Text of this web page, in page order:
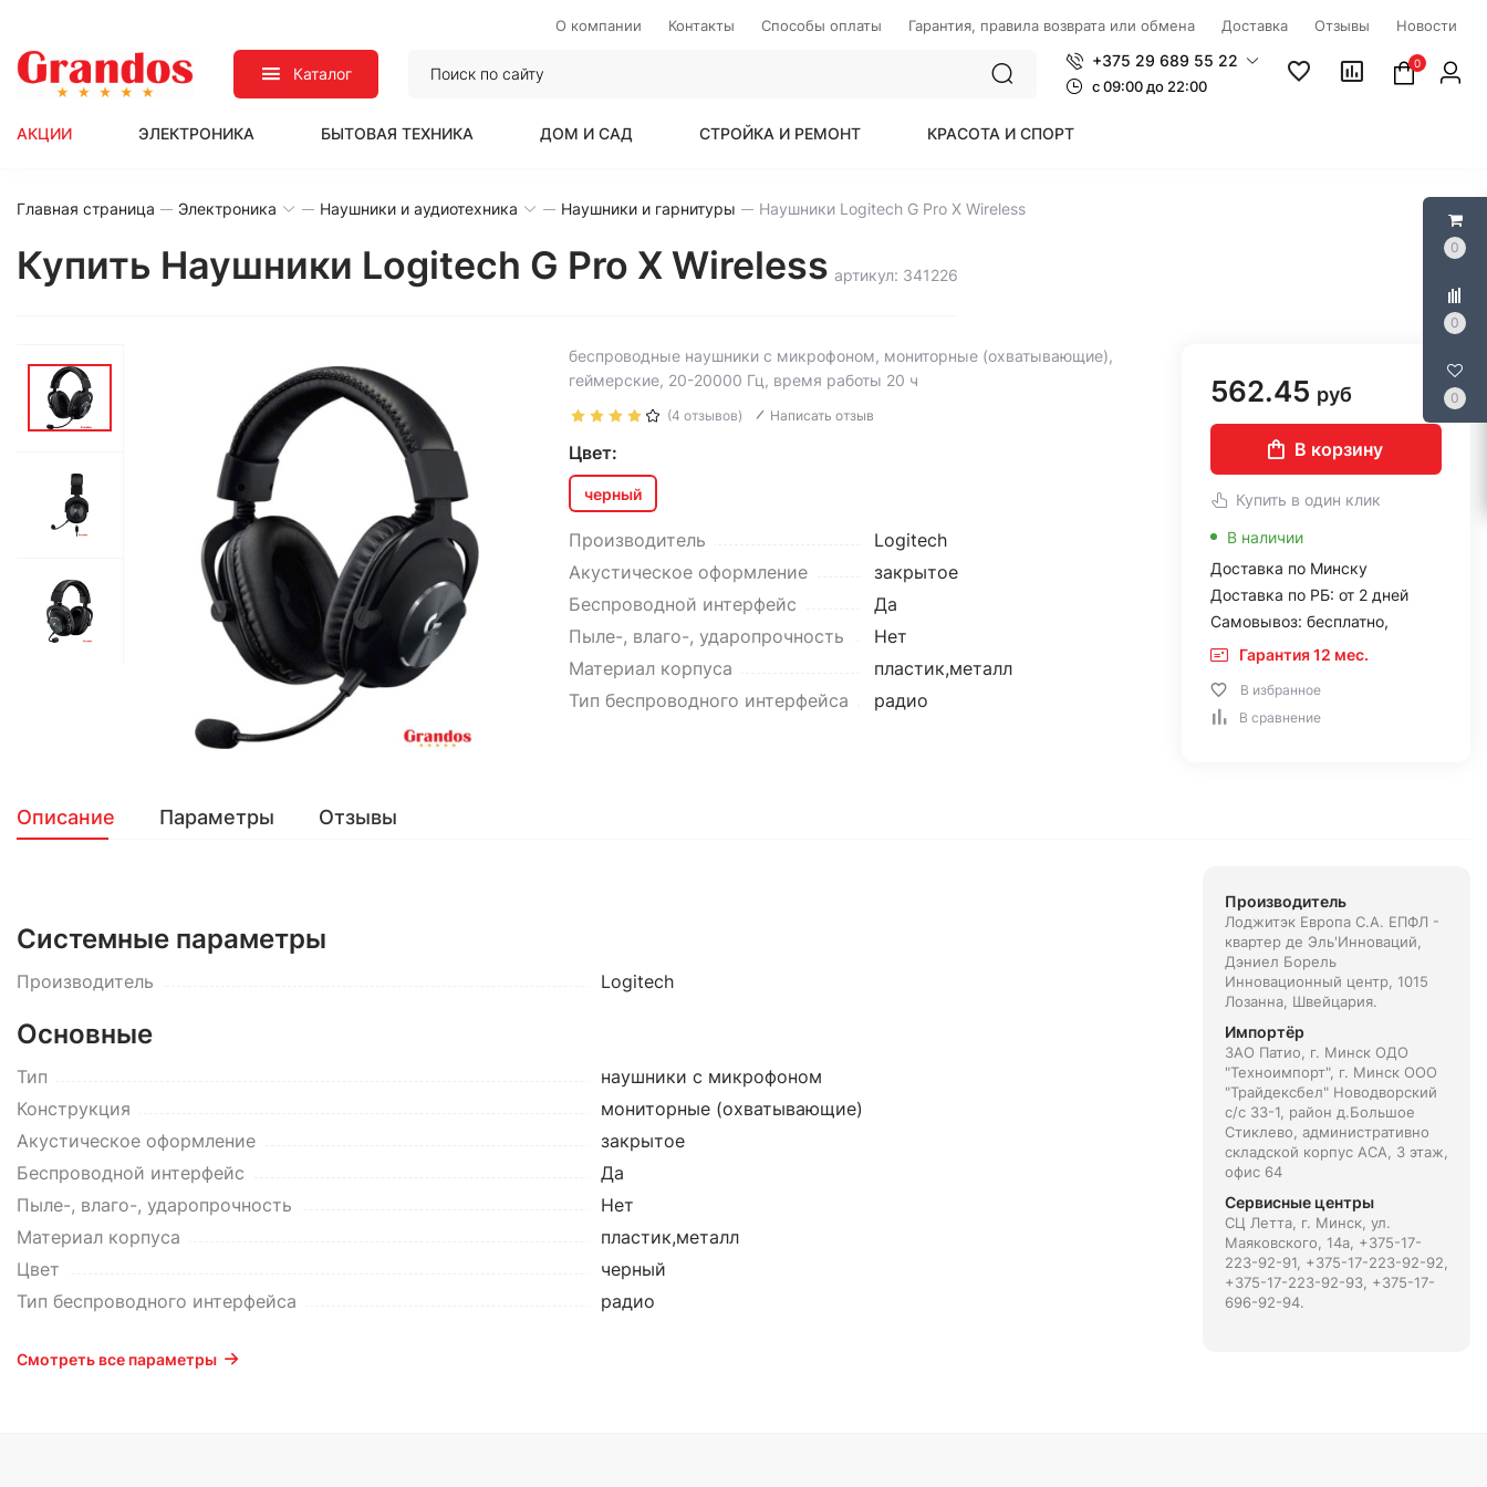
0
0
0
О компании Контакты Способы оплаты Гарантия, правила возврата или обмена Доставка Отзывы Новости
Каталог
+375 29 689 55 22
c 09:00 до 22:00
0
АКЦИИ ЭЛЕКТРОНИКА БЫТОВАЯ ТЕХНИКА ДОМ И САД СТРОЙКА И РЕМОНТ КРАСОТА И СПОРТ
Главная страница Электроника Наушники и аудиотехника Наушники и гарнитуры Наушники Logitech G Pro X Wireless
Купить Наушники Logitech G Pro X Wireless артикул: 341226
беспроводные наушники с микрофоном, мониторные (охватывающие),
геймерские, 20-20000 Гц, время работы 20 ч
(4 отзывов) Написать отзыв
Цвет:
черный
Производитель
Logitech
Акустическое оформление
закрытое
Беспроводной интерфейс
Да
Пыле-, влаго-, ударопрочность
Нет
Материал корпуса
пластик,металл
Тип беспроводного интерфейса
радио
562.45 руб
В корзину
Купить в один клик
В наличии
Доставка по Минску
Доставка по РБ: от 2 дней
Самовывоз: бесплатно,
Гарантия 12 мес.
В избранное
В сравнение
Описание Параметры Отзывы
Системные параметры
Производитель Logitech
Основные
Тип
наушники с микрофоном
Конструкция
мониторные (охватывающие)
Акустическое оформление
закрытое
Беспроводной интерфейс
Да
Пыле-, влаго-, ударопрочность
Нет
Материал корпуса
пластик,металл
Цвет
черный
Тип беспроводного интерфейса
радио
Смотреть все параметры
Производитель
Лоджитэк Европа С.А. ЕПФЛ -
квартер де Эль'Инноваций,
Дэниел Борель
Инновационный центр, 1015
Лозанна, Швейцария.
Импортёр
ЗАО Патио, г. Минск ОДО
"Техноимпорт", г. Минск ООО
"Трайдексбел" Новодворский
с/с 33-1, район д.Большое
Стиклево, административно
складской корпус АСА, 3 этаж,
офис 64
Сервисные центры
СЦ Летта, г. Минск, ул.
Маяковского, 14а, +375-17-
223-92-91, +375-17-223-92-92,
+375-17-223-92-93, +375-17-
696-92-94.